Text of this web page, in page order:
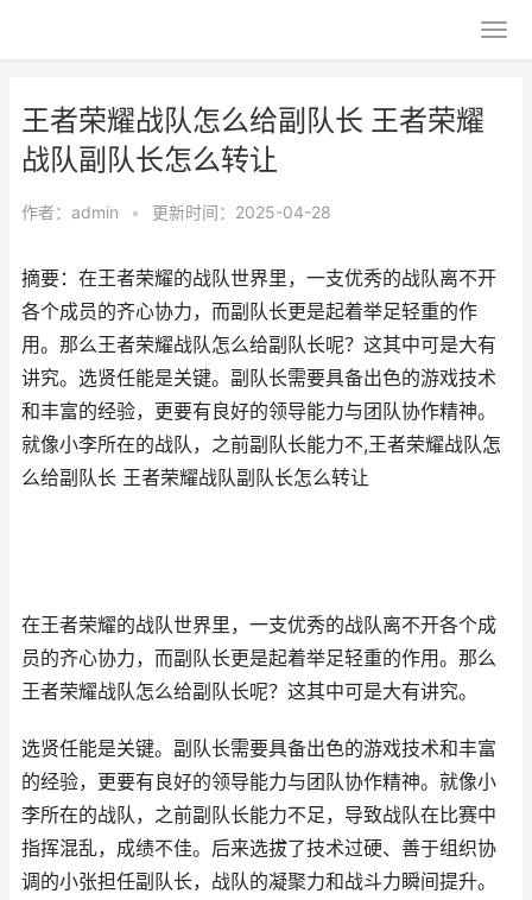
王者荣耀战队怎么给副队长 王者荣耀
战队副队长怎么转让
作者： admin • 更新时间：2025-04-28
摘要：在王者荣耀的战队世界里，一支优秀的战队离不开
各个成员的齐心协力，而副队长更是起着举足轻重的作
用。那么王者荣耀战队怎么给副队长呢？这其中可是大有
讲究。选贤任能是关键。副队长需要具备出色的游戏技术
和丰富的经验，更要有良好的领导能力与团队协作精神。
就像小李所在的战队，之前副队长能力不,王者荣耀战队怎
么给副队长 王者荣耀战队副队长怎么转让
在王者荣耀的战队世界里，一支优秀的战队离不开各个成
员的齐心协力，而副队长更是起着举足轻重的作用。那么
王者荣耀战队怎么给副队长呢？这其中可是大有讲究。
选贤任能是关键。副队长需要具备出色的游戏技术和丰富
的经验，更要有良好的领导能力与团队协作精神。就像小
李所在的战队，之前副队长能力不足，导致战队在比赛中
指挥混乱，成绩不佳。后来选拔了技术过硬、善于组织协
调的小张担任副队长，战队的凝聚力和战斗力瞬间提升。